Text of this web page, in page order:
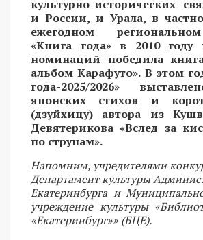
культурно-исторических
и России, и Урала, в
ежегодном
«Книга года» в 2010
номинаций победила
альбом Карафуто». В этом
года-2025/2026»
японских стихов и
(дзуйхицу) автора из
Девятерикова «Вслед за
по струнам».
Напомним, учредителями
Департамент культуры
Екатеринбурга и
учреждение культуры
«Екатеринбург»» (БЦЕ).